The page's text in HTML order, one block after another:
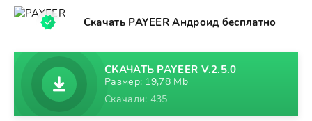
Скачать PAYEER Андроид бесплатно
СКАЧАТЬ PAYEER V.2.5.0
Размер: 19,78 Mb
Скачали: 435